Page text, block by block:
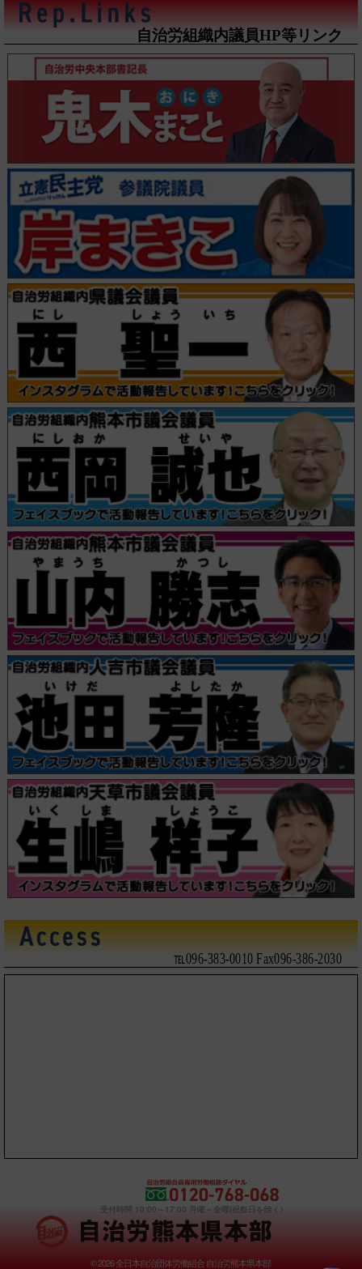
自治労組織内議員HP等リンク
℡096-383-0010 Fax096-386-2030
受付時間 10:00～17:00 月曜～金曜(祝祭日を除く)
© 2026 全日本自治団体労働組合 自治労熊本県本部